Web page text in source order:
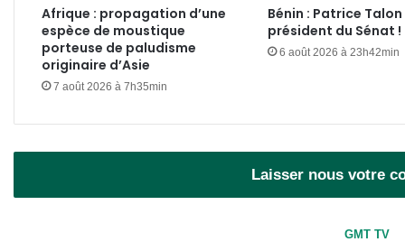
Afrique : propagation d’une
espèce de moustique
porteuse de paludisme
originaire d’Asie
7 août 2026 à 7h35min
Bénin : Patrice
président du Sénat !
6 août 2026 à 23h42min
Laisser nous votre
GMT TV